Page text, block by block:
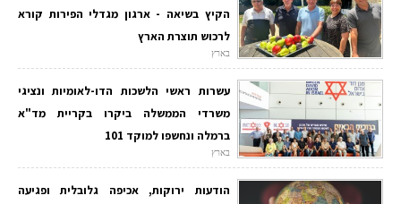
הקיץ בשיאה - ארגון מגדלי הפירות קורא
לרכוש תוצרת הארץ
בארץ
עשרות ראשי הלשכות הדו-לאומיות ונציגי
משרדי הממשלה ביקרו בקריית מד"א
ברמלה ונחשפו למוקד 101
בארץ
הודעות ירוקות, אכיפה גלובלית ופגיעה